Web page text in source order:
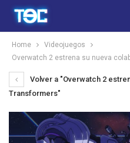
Home
Videojuegos
Overwatch 2 estrena su nueva
Volver a "Overwatch 2
Transformers"